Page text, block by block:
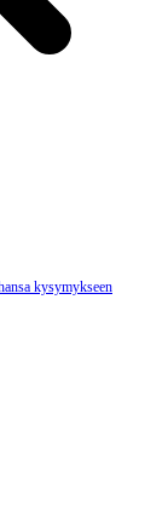
kysymykseen